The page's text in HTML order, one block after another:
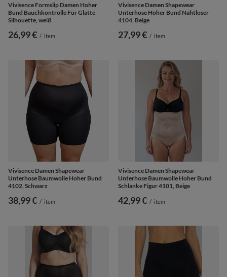
Vivisence Formslip Damen Hoher
Bund Bauchkontrolle Für Glatte
Silhouette, weiß
26,99 € / item
Vivisence Damen Shapewear
Unterhose Hoher Bund Nahtloser
4104, Beige
27,99 € / item
Vivisence Damen Shapewear
Unterhose Baumwolle Hoher Bund
4102, Schwarz
38,99 € / item
Vivisence Damen Shapewear
Unterhose Baumwolle Hoher Bund
Schlanke Figur 4101, Beige
42,99 € / item